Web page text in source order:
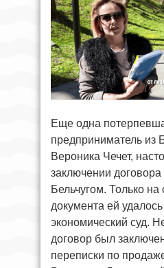
Еще одна
предприниматель из
Вероника Чечет,
заключении
Бельчугом. Только на
документа ей
экономический суд.
договор был
переписки по